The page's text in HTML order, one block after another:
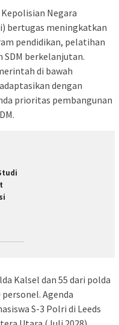
Negara
bertugas meningkatkan
pendidikan, pelatihan
berkelanjutan.
di bawah
dengan
prioritas pembangunan
Kalsel dan 55 dari polda
Agenda
S-3 Polri di Leeds